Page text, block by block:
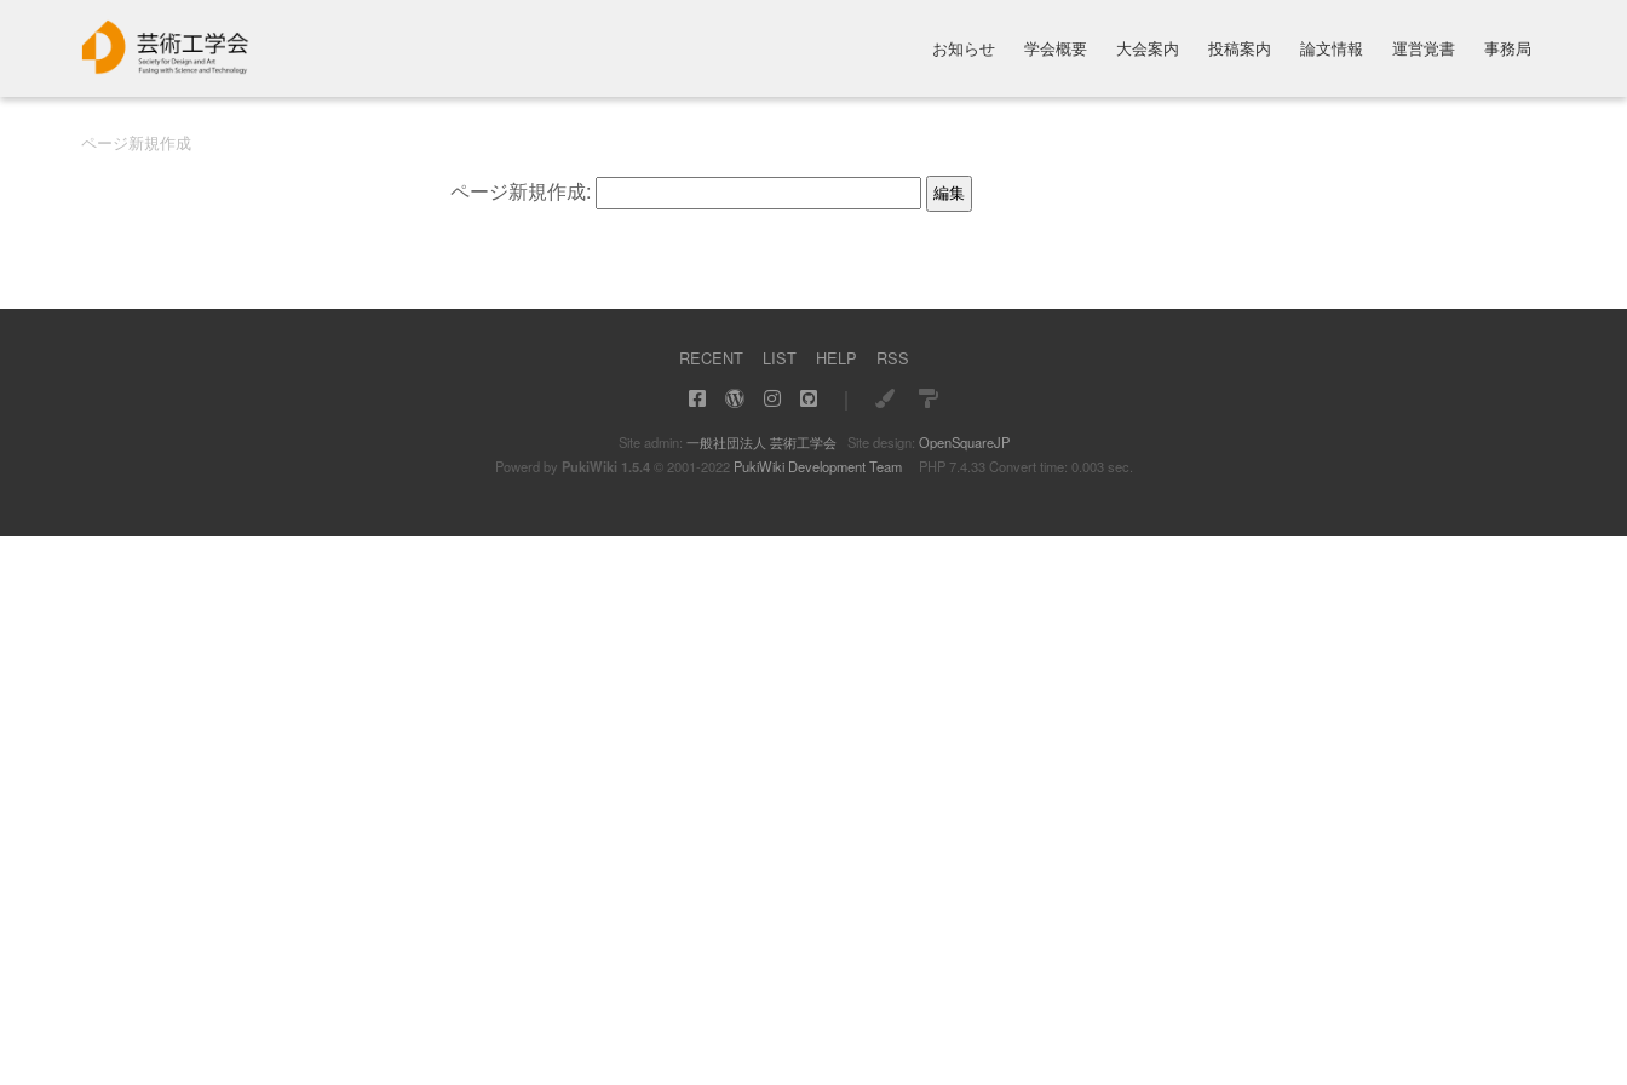
ページ新規作成
お知らせ 学会概要 大会案内 投稿案内 論文情報 運営覚書 事務局
ページ新規作成:
RECENT LIST HELP RSS
Site admin: 一般社団法人 芸術工学会 Site design: OpenSquareJP
Powerd by PukiWiki 1.5.4© 2001-2022 PukiWiki Development TeamPHP 7.4.33 Convert time: 0.003 sec.